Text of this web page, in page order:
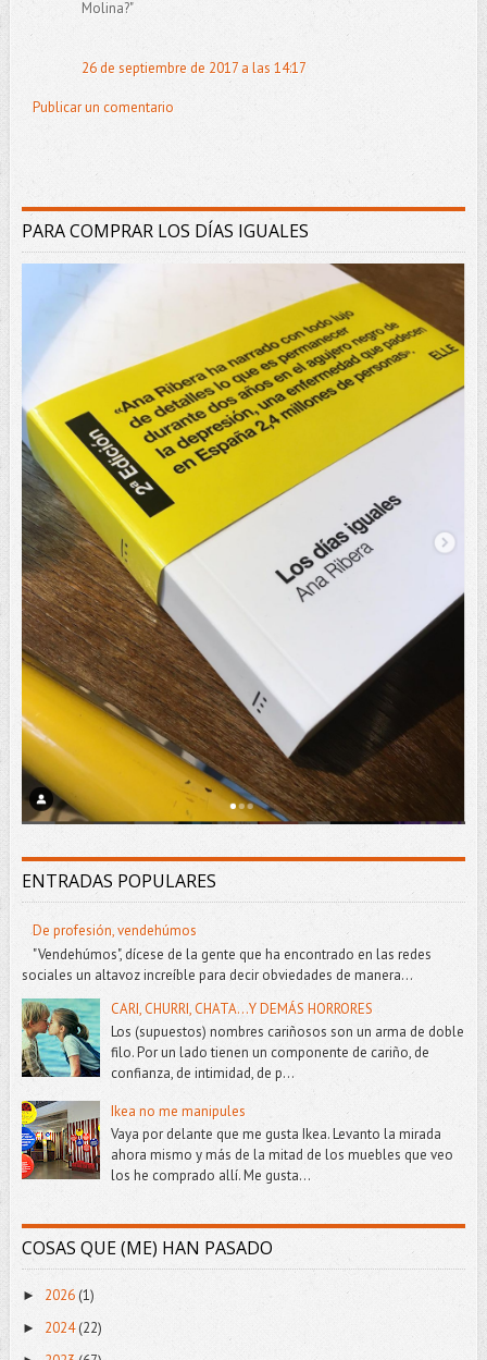
Molina?"
26 de septiembre de 2017 a las 14:17
Publicar un comentario
PARA COMPRAR LOS DÍAS IGUALES
ENTRADAS POPULARES
De profesión, vendehúmos
"Vendehúmos", dícese de la gente que ha encontrado en las redes
sociales un altavoz increíble para decir obviedades de manera...
CARI, CHURRI, CHATA...Y DEMÁS HORRORES
Los (supuestos) nombres cariñosos son un arma de doble
filo. Por un lado tienen un componente de cariño, de
confianza, de intimidad, de p...
Ikea no me manipules
Vaya por delante que me gusta Ikea. Levanto la mirada
ahora mismo y más de la mitad de los muebles que veo
los he comprado allí. Me gusta...
COSAS QUE (ME) HAN PASADO
► 2026 (1)
► 2024(22)